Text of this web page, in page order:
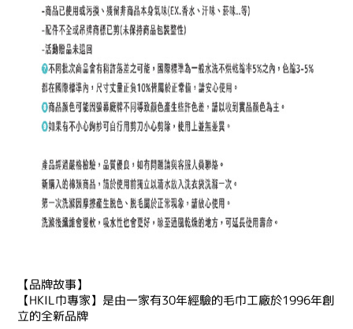
【品牌故事】
【HKIL巾專家】是由一家有30年經驗的毛巾工廠於1996年創
立的全新品牌